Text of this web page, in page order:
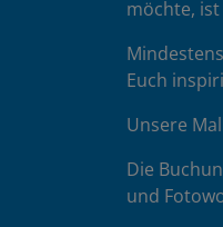
möchte,
Euch
Unsere
Die
und